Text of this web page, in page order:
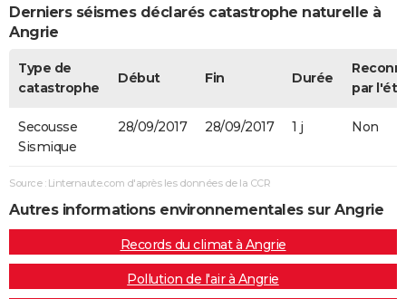
Derniers séismes déclarés catastrophe naturelle à
Angrie
Type de
catastrophe
Début Fin Durée
par
Secousse
Sismique
28/09/2017 28/09/2017 1 j Non
Source : Linternaute.com d'après les données de la CCR
Autres informations environnementales sur Angrie
Records du climat à Angrie
Pollution de l'air à Angrie